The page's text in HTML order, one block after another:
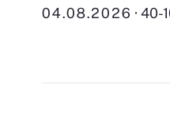
04.08.2026
40-